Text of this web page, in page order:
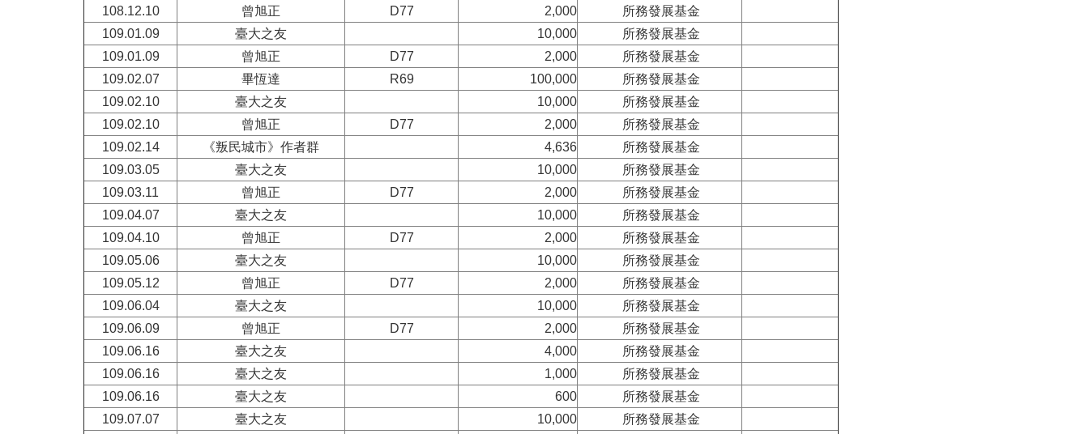
108.12.10
曾旭正 D77 2,000
所務發展基金
109.01.09
臺大之友 10,000
所務發展基金
109.01.09
曾旭正 D77 2,000
所務發展基金
109.02.07
畢恆達 R69 100,000
所務發展基金
109.02.10
臺大之友 10,000
所務發展基金
109.02.10
曾旭正 D77 2,000
所務發展基金
109.02.14
《叛民城市》作者群 4,636
所務發展基金
109.03.05
臺大之友 10,000
所務發展基金
109.03.11
曾旭正 D77 2,000
所務發展基金
109.04.07
臺大之友 10,000
所務發展基金
109.04.10
曾旭正 D77 2,000
所務發展基金
109.05.06
臺大之友 10,000
所務發展基金
109.05.12
曾旭正 D77 2,000
所務發展基金
109.06.04
臺大之友 10,000
所務發展基金
109.06.09
曾旭正 D77 2,000
所務發展基金
109.06.16
臺大之友 4,000
所務發展基金
109.06.16
臺大之友 1,000
所務發展基金
109.06.16
臺大之友 600
所務發展基金
109.07.07
臺大之友 10,000 所務發展基金